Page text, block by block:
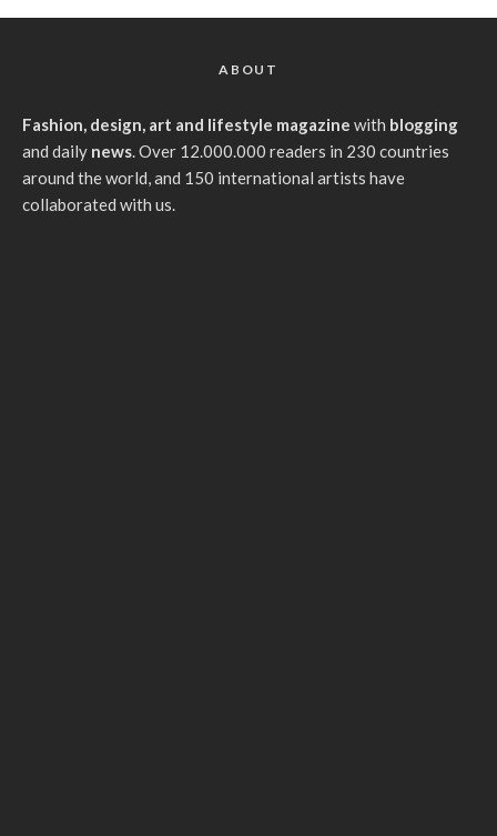
ABOUT
Fashion, design, art and lifestyle magazine with blogging
and daily news. Over 12.000.000 readers in 230 countries
around the world, and 150 international artists have
collaborated with us.